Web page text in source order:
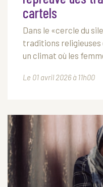
cartels
Dans le «cercle du
traditions
un climat où les
Le 01 avril 2026 à 11h00